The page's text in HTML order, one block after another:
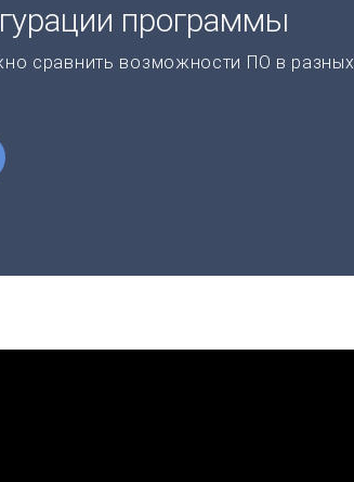
программы
сравнить возможности ПО в разных